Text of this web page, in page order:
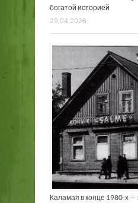
богатой историей
29.04.2026
Каламая в конце 1980-х